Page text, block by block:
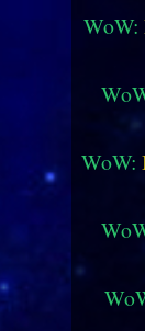
WoW:
WoW: